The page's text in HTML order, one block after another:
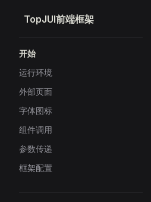
Skip to content
TopJUI前端框架
开始
运行环境
外部页面
字体图标
组件调用
参数传递
框架配置